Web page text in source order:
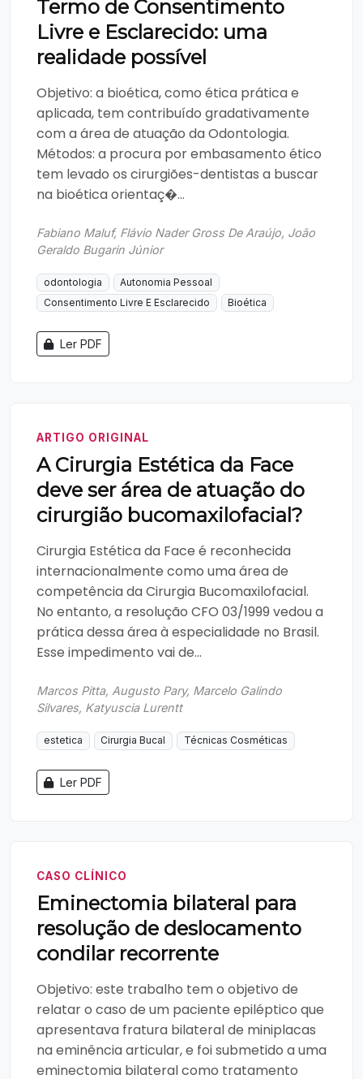
Termo de Consentimento
Livre e Esclarecido: uma
realidade possível
Objetivo: a bioética, como ética prática e
aplicada, tem contribuído gradativamente
com a área de atuação da Odontologia.
Métodos: a procura por embasamento ético
tem levado os cirurgiões-dentistas a buscar
na bioética orientaç�...
Fabiano Maluf, Flávio Nader Gross De Araújo, João
Geraldo Bugarin Júnior
odontologia
Autonomia Pessoal
Consentimento Livre E Esclarecido
Bioética
Ler PDF
ARTIGO ORIGINAL
A Cirurgia Estética da Face
deve ser área de atuação do
cirurgião bucomaxilofacial?
Cirurgia Estética da Face é reconhecida
internacionalmente como uma área de
competência da Cirurgia Bucomaxilofacial.
No entanto, a resolução CFO 03/1999 vedou a
prática dessa área à especialidade no Brasil.
Esse impedimento vai de...
Marcos Pitta, Augusto Pary, Marcelo Galindo
Silvares, Katyuscia Lurentt
estetica Cirurgia Bucal Técnicas Cosméticas
Ler PDF
CASO CLÍNICO
Eminectomia bilateral para
resolução de deslocamento
condilar recorrente
Objetivo: este trabalho tem o objetivo de
relatar o caso de um paciente epiléptico que
apresentava fratura bilateral de miniplacas
na eminência articular, e foi submetido a uma
eminectomia bilateral como tratamento